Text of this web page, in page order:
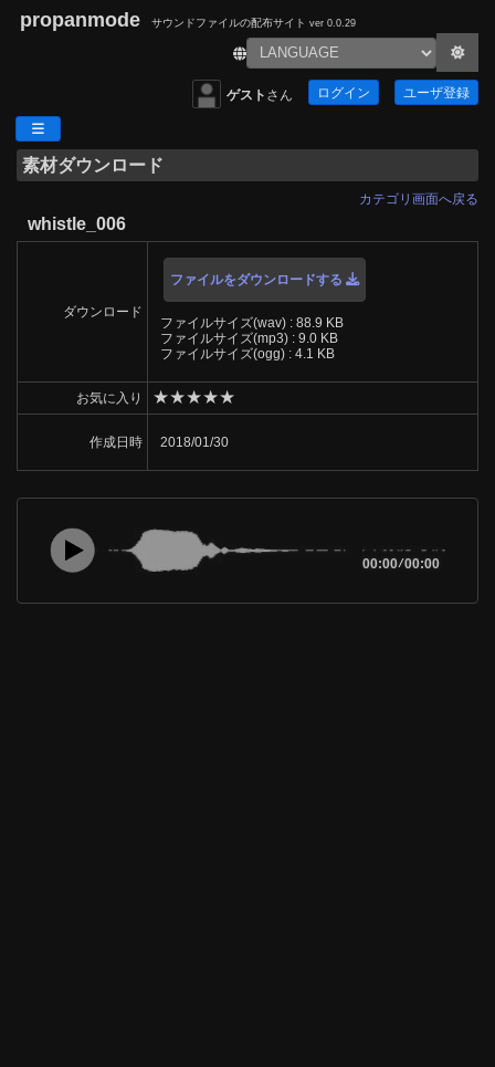
propanmode サウンドファイルの配布サイト ver 0.0.29
ゲスト さん ログイン ユーザ登録
素材ダウンロード
カテゴリ画面へ戻る
whistle_006
ダウンロード
ファイルをダウンロードする
ファイルサイズ(wav) : 88.9 KB
ファイルサイズ(mp3) : 9.0 KB
ファイルサイズ(ogg) : 4.1 KB
お気に入り ★★★★★
作成日時 2018/01/30
00:00/00:00